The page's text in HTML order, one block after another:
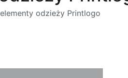
odzieży Printlogo